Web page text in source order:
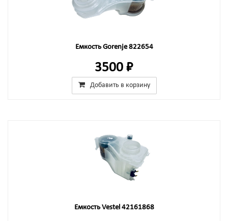
Емкость Gorenje 822654
3500 ₽
Добавить в корзину
Емкость Vestel 42161868